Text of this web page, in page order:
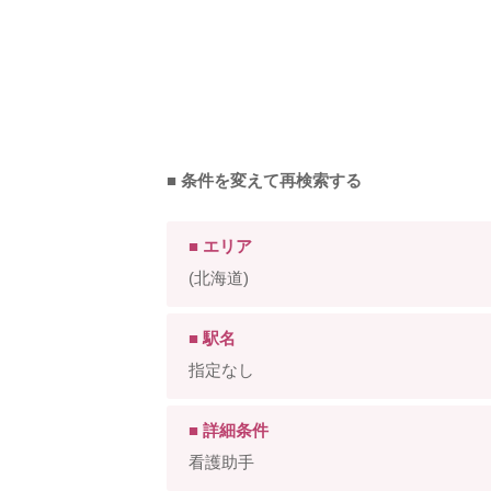
■ 条件を変えて再検索する
■ エリア
(北海道)
■ 駅名
指定なし
■ 詳細条件
看護助手